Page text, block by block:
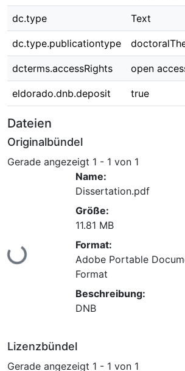
dc.type Text
dc.type.publicationtype
dcterms.accessRights open
eldorado.dnb.deposit true
Dateien
Originalbündel
Gerade angezeigt 1 - 1 von 1
Lade...
Name:
Dissertation.pdf
Größe:
11.81 MB
Format:
Adobe Portable
Format
Beschreibung:
DNB
Lizenzbündel
Gerade angezeigt 1 - 1 von 1